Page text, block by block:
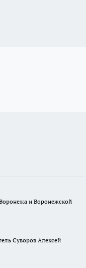
и Воронежской
Суворов Алексей